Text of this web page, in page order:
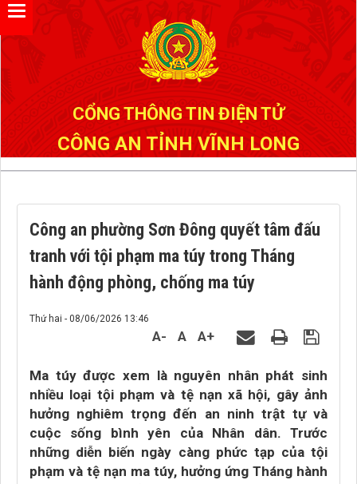
CỔNG THÔNG TIN ĐIỆN TỬ
CÔNG AN TỈNH VĨNH LONG
Công an phường Sơn Đông quyết tâm đấu
tranh với tội phạm ma túy trong Tháng
hành động phòng, chống ma túy
Thứ hai - 08/06/2026 13:46
A- A A+
Ma túy được xem là nguyên nhân phát sinh
nhiều loại tội phạm và tệ nạn xã hội, gây ảnh
hưởng nghiêm trọng đến an ninh trật tự và
cuộc sống bình yên của Nhân dân. Trước
những diễn biến ngày càng phức tạp của tội
phạm và tệ nạn ma túy, hưởng ứng Tháng hành